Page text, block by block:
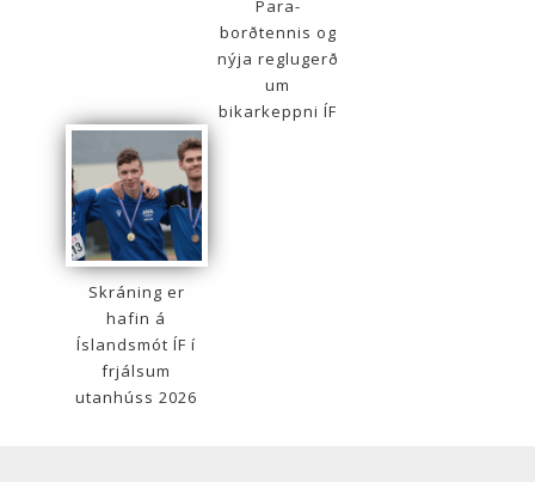
Para-
borðtennis og
nýja reglugerð
um
bikarkeppni ÍF
Skráning er
hafin á
Íslandsmót ÍF í
frjálsum
utanhúss 2026